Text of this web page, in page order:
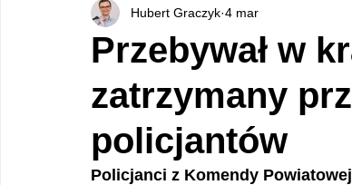
Przebywał w
zatrzymany
policjantów
Hubert Graczyk 4 mar
Policjanci z Komendy